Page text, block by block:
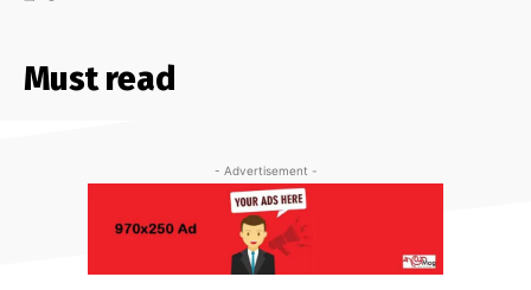
Must read
- Advertisement -